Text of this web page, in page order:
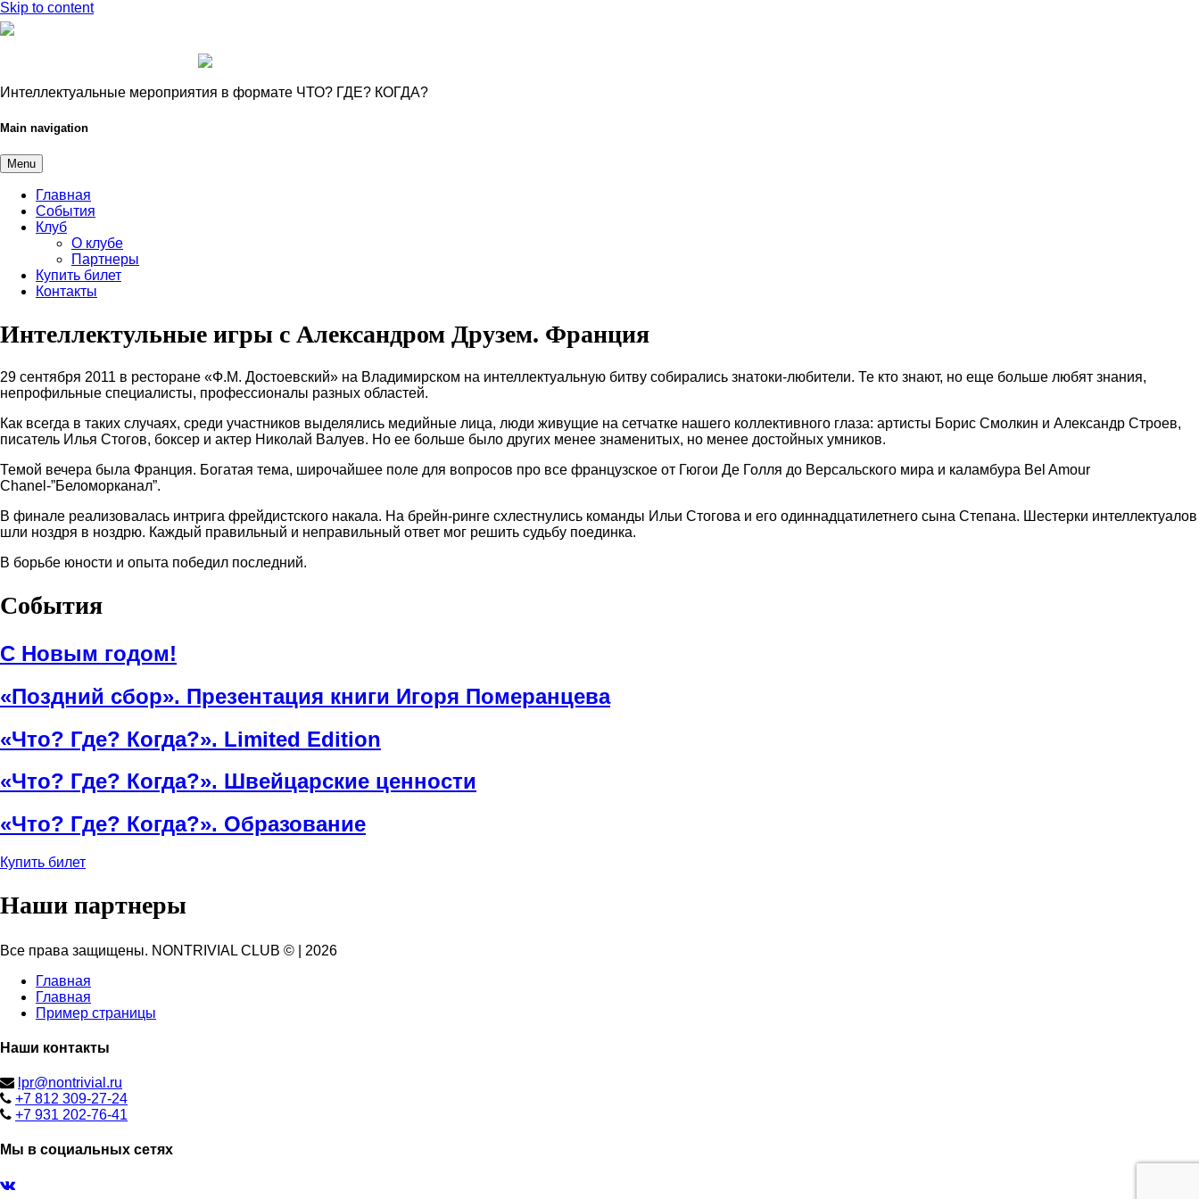
Skip to content
Интеллектуальные мероприятия в формате ЧТО? ГДЕ? КОГДА?
Main navigation
Menu
Главная
События
Клуб
О клубе
Партнеры
Купить билет
Контакты
Интеллектульные игры с Александром Друзем. Франция
29 сентября 2011 в ресторане «Ф.М. Достоевский» на Владимирском на интеллектуальную битву собирались знатоки-любители. Те кто знают, но еще больше любят знания,
непрофильные специалисты, профессионалы разных областей.
Как всегда в таких случаях, среди участников выделялись медийные лица, люди живущие на сетчатке нашего коллективного глаза: артисты Борис Смолкин и Александр Строев,
писатель Илья Стогов, боксер и актер Николай Валуев. Но ее больше было других менее знаменитых, но менее достойных умников.
Темой вечера была Франция. Богатая тема, широчайшее поле для вопросов про все французское от Гюгои Де Голля до Версальского мира и каламбура Bel Amour
Chanel-”Беломорканал”.
В финале реализовалась интрига фрейдистского накала. На брейн-ринге схлестнулись команды Ильи Стогова и его одиннадцатилетнего сына Степана. Шестерки интеллектуалов
шли ноздря в ноздрю. Каждый правильный и неправильный ответ мог решить судьбу поединка.
В борьбе юности и опыта победил последний.
События
С Новым годом!
«Поздний сбор». Презентация книги Игоря Померанцева
«Что? Где? Когда?». Limited Edition
«Что? Где? Когда?». Швейцарские ценности
«Что? Где? Когда?». Образование
Купить билет
Наши партнеры
Все права защищены. NONTRIVIAL CLUB ©
2026
Главная
Главная
Пример страницы
Наши контакты
lpr@nontrivial.ru
+7 812 309-27-24
+7 931 202-76-41
Мы в социальных сетях